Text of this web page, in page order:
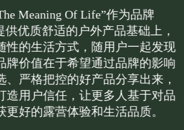
Meaning Of Life”作为品牌
供优质舒适的户外产品基础上，
性的生活方式，随用户一起发现
牌价值在于希望通过品牌的影响
、严格把控的好产品分享出来，
造用户信任，让更多人基于对品
更好的露营体验和生活品质。